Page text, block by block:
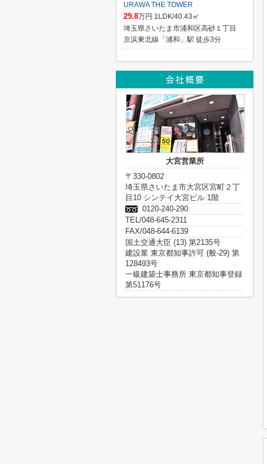
URAWA THE TOWER
29.8万円 1LDK/40.43㎡
埼玉県さいたま市浦和区高砂１丁目
京浜東北線「浦和」駅 徒歩3分
大宮営業所
〒330-0802
埼玉県さいたま市大宮区宮町２丁
目10 シンテイ大宮ビル 1階
0120-240-290
TEL/048-645-2311
FAX/048-644-6139
国土交通大臣 (13) 第2135号
建設業 東京都知事許可 (般-29) 第
128493号
一級建築士事務所 東京都知事登録
第51176号